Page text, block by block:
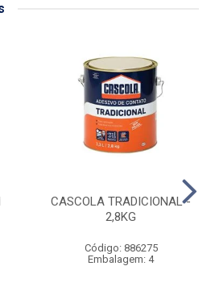
CASCOLA TRADICIONAL -
2,8KG
Código: 886275
Embalagem: 4